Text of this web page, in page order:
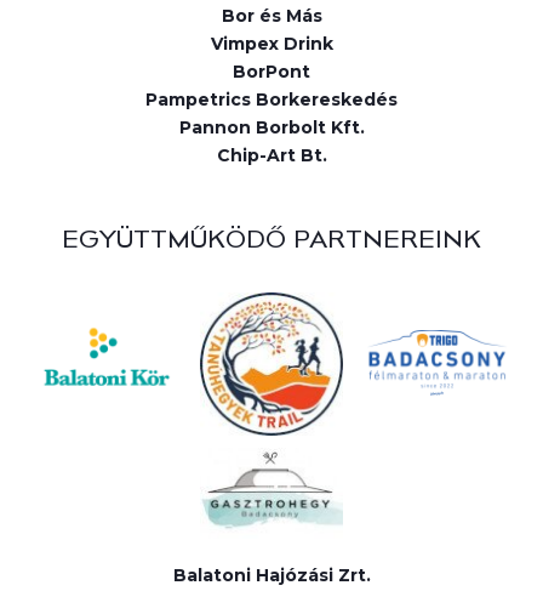
Bor és Más
Vimpex Drink
BorPont
Pampetrics Borkereskedés
Pannon Borbolt Kft.
Chip-Art Bt.
EGYÜTTMŰKÖDŐ PARTNEREINK
Balatoni Hajózási Zrt.